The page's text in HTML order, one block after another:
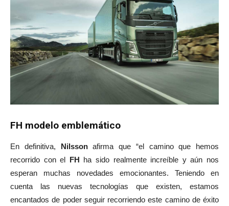
FH modelo emblemático
En definitiva, Nilssonafirma que “el camino que hemos
recorrido con el FH ha sido realmente increíble y aún nos
esperan muchas novedades emocionantes. Teniendo en
cuenta las nuevas tecnologías que existen, estamos
encantados de poder seguir recorriendo este camino de éxito